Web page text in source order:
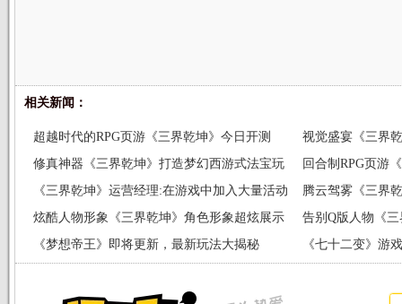
相关新闻：
超越时代的RPG页游《三界乾坤》今日开测
视觉盛宴《三界
修真神器《三界乾坤》打造梦幻西游式法宝玩
法
回合制RPG页游
《三界乾坤》运营经理:在游戏中加入大量活动
腾云驾雾《三界
炫酷人物形象《三界乾坤》角色形象超炫展示
告别Q版人物《
《梦想帝王》即将更新，最新玩法大揭秘
《七十二变》游